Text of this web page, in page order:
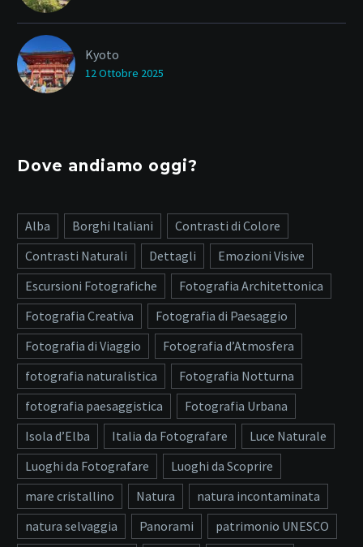
Kyoto
12 Ottobre 2025
Dove andiamo oggi?
Alba Borghi Italiani
Contrasti di Colore
Contrasti Naturali
Dettagli
Emozioni Visive
Escursioni Fotografiche
Fotografia Architettonica
Fotografia Creativa
Fotografia di Paesaggio
Fotografia di Viaggio
Fotografia d’Atmosfera
fotografia naturalistica
Fotografia Notturna
fotografia paesaggistica
Fotografia Urbana
Isola d’Elba
Italia da Fotografare
Luce Naturale
Luoghi da Fotografare
Luoghi da Scoprire
mare cristallino
Natura
natura incontaminata
natura selvaggia
Panorami
patrimonio UNESCO